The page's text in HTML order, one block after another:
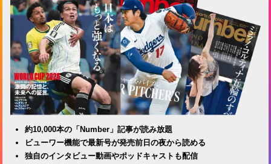
約10,000本の「Number」記事が読み放題
ビューワー機能で最新号が発売前日の夜から読める
独自のインタビュー動画やポッドキャストも配信